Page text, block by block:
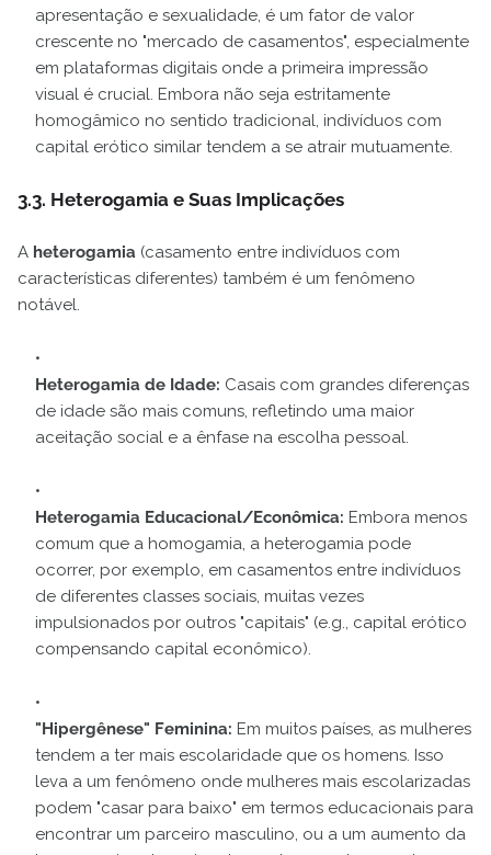
apresentação e sexualidade, é um fator de valor
crescente no "mercado de casamentos", especialmente
em plataformas digitais onde a primeira impressão
visual é crucial. Embora não seja estritamente
homogâmico no sentido tradicional, indivíduos com
capital erótico similar tendem a se atrair mutuamente.
3.3. Heterogamia e Suas Implicações
A heterogamia (casamento entre indivíduos com
características diferentes) também é um fenômeno
notável.
Heterogamia de Idade: Casais com grandes diferenças
de idade são mais comuns, refletindo uma maior
aceitação social e a ênfase na escolha pessoal.
Heterogamia Educacional/Econômica: Embora menos
comum que a homogamia, a heterogamia pode
ocorrer, por exemplo, em casamentos entre indivíduos
de diferentes classes sociais, muitas vezes
impulsionados por outros "capitais" (e.g., capital erótico
compensando capital econômico).
"Hipergênese" Feminina: Em muitos países, as mulheres
tendem a ter mais escolaridade que os homens. Isso
leva a um fenômeno onde mulheres mais escolarizadas
podem "casar para baixo" em termos educacionais para
encontrar um parceiro masculino, ou a um aumento da